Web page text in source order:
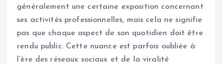
généralement une certaine exposition concernant
ses activités professionnelles, mais cela ne signifie
pas que chaque aspect de son quotidien doit être
rendu public. Cette nuance est parfois oubliée à
l’ère des réseaux sociaux et de la viralité